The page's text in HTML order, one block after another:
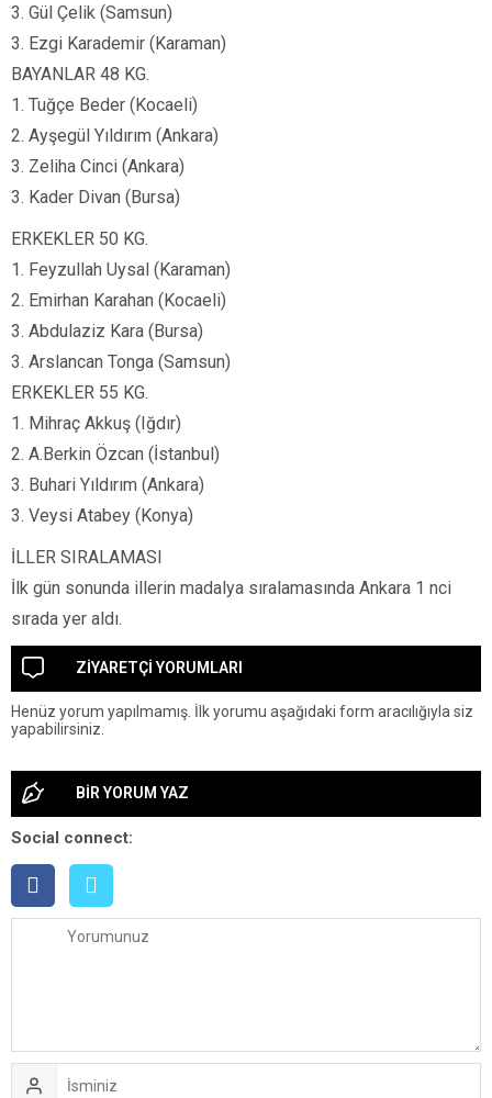
3. Gül Çelik (Samsun)
3. Ezgi Karademir (Karaman)
BAYANLAR 48 KG.
1. Tuğçe Beder (Kocaeli)
2. Ayşegül Yıldırım (Ankara)
3. Zeliha Cinci (Ankara)
3. Kader Divan (Bursa)
ERKEKLER 50 KG.
1. Feyzullah Uysal (Karaman)
2. Emirhan Karahan (Kocaeli)
3. Abdulaziz Kara (Bursa)
3. Arslancan Tonga (Samsun)
ERKEKLER 55 KG.
1. Mihraç Akkuş (Iğdır)
2. A.Berkin Özcan (İstanbul)
3. Buhari Yıldırım (Ankara)
3. Veysi Atabey (Konya)
İLLER SIRALAMASI
İlk gün sonunda illerin madalya sıralamasında Ankara 1 nci
sırada yer aldı.
ZİYARETÇİ YORUMLARI
Henüz yorum yapılmamış. İlk yorumu aşağıdaki form aracılığıyla siz
yapabilirsiniz.
BİR YORUM YAZ
Social connect: